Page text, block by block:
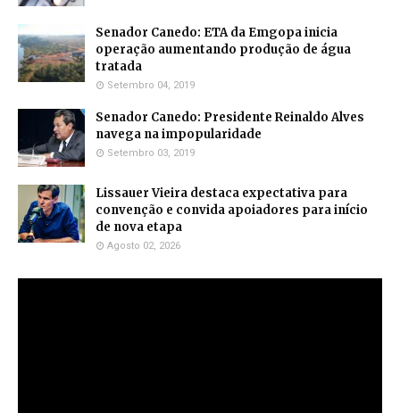
Senador Canedo: ETA da Emgopa inicia
operação aumentando produção de água
tratada
Setembro 04, 2019
Senador Canedo: Presidente Reinaldo Alves
navega na impopularidade
Setembro 03, 2019
Lissauer Vieira destaca expectativa para
convenção e convida apoiadores para início
de nova etapa
Agosto 02, 2026